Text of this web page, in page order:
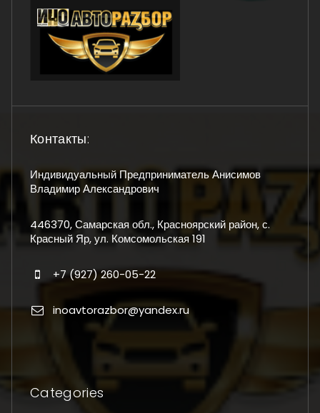
Контакты:
Индивидуальный Предприниматель Анисимов
Владимир Александрович
446370, Самарская обл., Красноярский район, с.
Красный Яр, ул. Комсомольская 191
+7 (927) 260-05-22
inoavtorazbor@yandex.ru
Categories